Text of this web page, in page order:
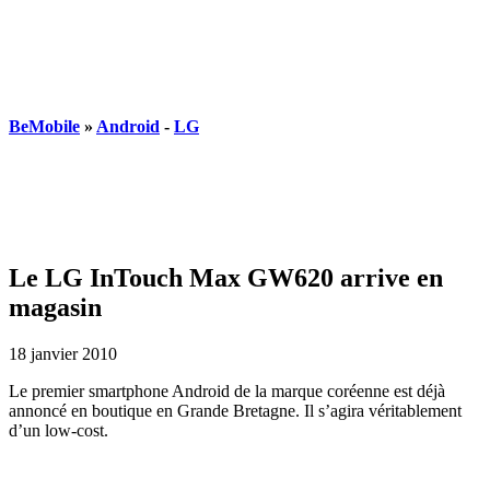
BeMobile » Android - LG
Le LG InTouch Max GW620 arrive en
magasin
18 janvier 2010
Le premier smartphone Android de la marque coréenne est déjà
annoncé en boutique en Grande Bretagne. Il s’agira véritablement
d’un low-cost.